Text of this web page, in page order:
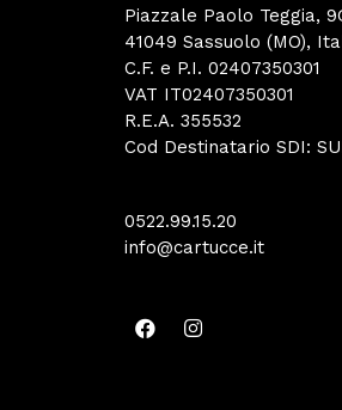
Piazzale Paolo Teggia,
41049 Sassuolo (MO),
C.F. e P.I. 02407350301
VAT IT02407350301
R.E.A. 355532
Cod Destinatario SDI:
0522.99.15.20
info@cartucce.it